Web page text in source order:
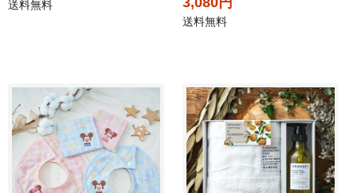
送料無料
送料無料